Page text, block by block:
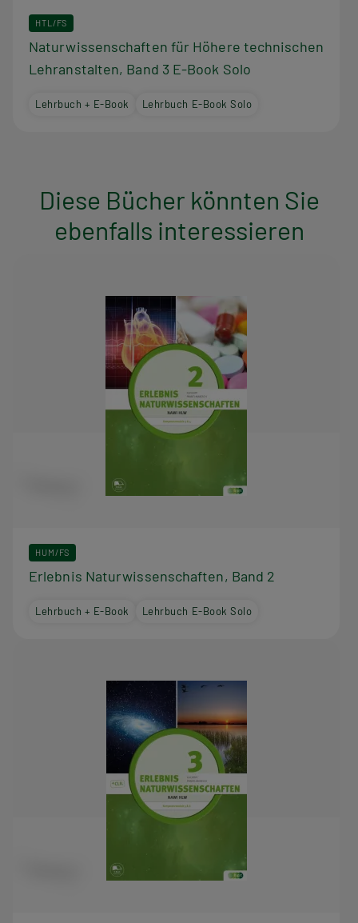
HTL/FS
Naturwissenschaften für Höhere technischen
Lehranstalten, Band 3 E-Book Solo
Lehrbuch + E-Book Lehrbuch E-Book Solo
Diese Bücher könnten Sie
ebenfalls interessieren
HUM/FS
Erlebnis Naturwissenschaften, Band 2
Lehrbuch + E-Book Lehrbuch E-Book Solo